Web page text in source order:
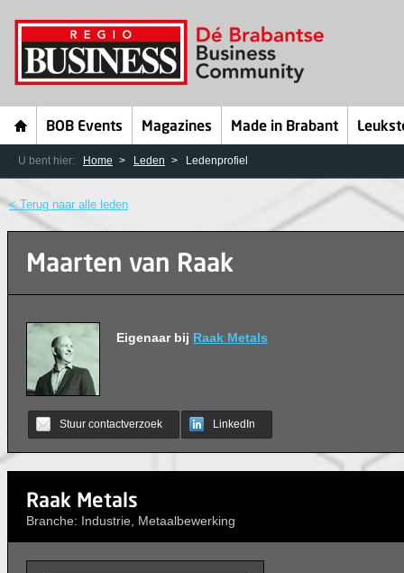
BOB Events Magazines Made in Brabant
U bent hier: Home Leden Ledenprofiel
< Terug naar alle leden
Maarten van Raak
Eigenaar bij Raak Metals
Stuur contactverzoek LinkedIn
Raak Metals
Branche: Industrie, Metaalbewerking